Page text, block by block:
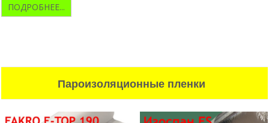
ПОДРОБНЕЕ...
Пароизоляционные пленки